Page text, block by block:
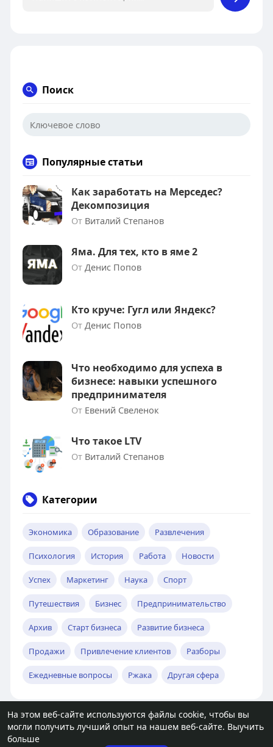
На этом веб-сайте используются файлы cookie, чтобы вы
могли получить лучший опыт на нашем веб-сайте. Выучить
больше
Поиск
Популярные статьи
Как заработать на Мерседес?
Декомпозиция
От Виталий Степанов
Яма. Для тех, кто в яме 2
От Денис Попов
Кто круче: Гугл или Яндекс?
От Денис Попов
Что необходимо для успеха в
бизнесе: навыки успешного
предпринимателя
От Евений Свеленок
Что такое LTV
От Виталий Степанов
Категории
Экономика Образование Развлечения
Психология История Работа Новости
Успех Маркетинг Наука Спорт
Путешествия Бизнес Предпринимательство
Архив Старт бизнеса Развитие бизнеса
Продажи Привлечение клиентов Разборы
Ежедневные вопросы Ржака Другая сфера
© 2026 molodost.bz